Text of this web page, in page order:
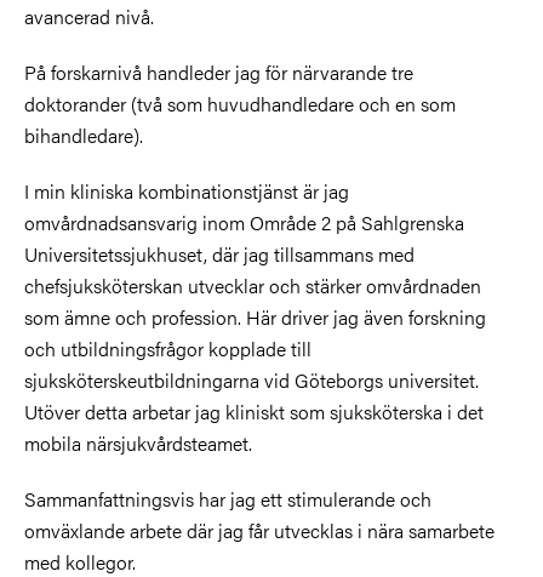
avancerad nivå.
På forskarnivå handleder jag för närvarande tre
doktorander (två som huvudhandledare och en som
bihandledare).
I min kliniska kombinationstjänst är jag
omvårdnadsansvarig inom Område 2 på Sahlgrenska
Universitetssjukhuset, där jag tillsammans med
chefsjuksköterskan utvecklar och stärker omvårdnaden
som ämne och profession. Här driver jag även forskning
och utbildningsfrågor kopplade till
sjuksköterskeutbildningarna vid Göteborgs universitet.
Utöver detta arbetar jag kliniskt som sjuksköterska i det
mobila närsjukvårdsteamet.
Sammanfattningsvis har jag ett stimulerande och
omväxlande arbete där jag får utvecklas i nära samarbete
med kollegor.